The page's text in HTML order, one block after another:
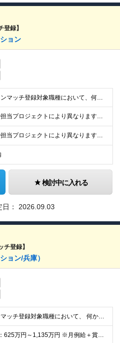
録】
ョン
◆ポジションマッチ登録対象職種において、何かしらの知識・経験を有する方
配属組織や担当プロジェクトにより異なります。 想定年収：450万円～1100万円 ※ご経験やスキルに応じて決定します。 ※上記想定年収はあくまでも目安の金額であり、 選考を通じて上下する可能性があ
配属組織や担当プロジェクトにより異なります。 ◆新潟本社 新潟県新潟市江南区亀田工業団地3丁目1番1号 ◆東京オフィス 東京都中央区入船3丁目3番8号 ヒューリック築地イーストビル 東京オフィス
検討中に入れる
： 2026.09.03
登録】
ョン/兵庫）
ポジションマッチ登録対象職種において、 何かしらの知識・経験を有する方 【活かせる経験・スキル】 ●T生産技術・製造技術の実務経験（工法開発、工程設計、量産立ち上げ、歩留り改善、設備投資企画など、
■想定年収：625万円～1,135万円 ※月例給＋賞与＋諸手当 ※賞与年2回（6月、12月） ※残業手当は残業時間に応じて支給 ※給与額はあなたの経験と実績を踏まえて決定いたします ※試用期間2ヶ月あ